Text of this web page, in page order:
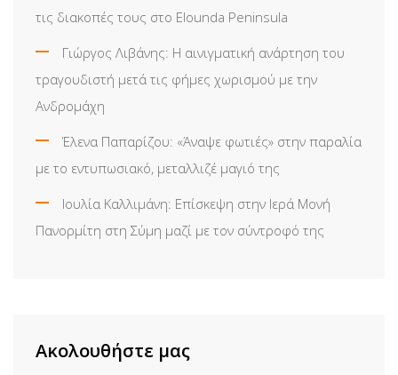
τις διακοπές τους στο Elounda Peninsula
Γιώργος Λιβάνης: Η αινιγματική ανάρτηση του
τραγουδιστή μετά τις φήμες χωρισμού με την
Ανδρομάχη
Έλενα Παπαρίζου: «Άναψε φωτιές» στην παραλία
με το εντυπωσιακό, μεταλλιζέ μαγιό της
Ιουλία Καλλιμάνη: Επίσκεψη στην Ιερά Μονή
Πανορμίτη στη Σύμη μαζί με τον σύντροφό της
Ακολουθήστε μας